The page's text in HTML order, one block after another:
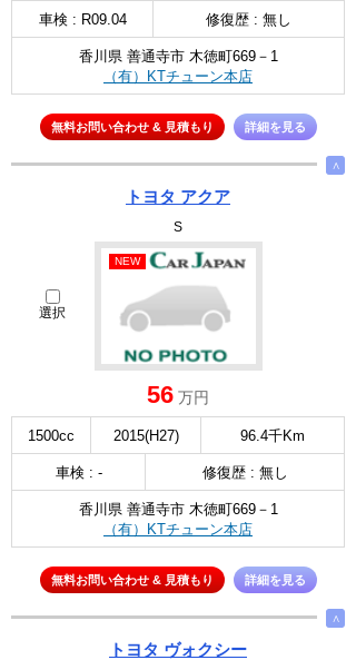
車検 : R09.04 修復歴 : 無し
香川県 善通寺市 木徳町669－1
（有）KTチューン本店
無料お問い合わせ & 見積もり 詳細を見る
∧
トヨタ アクア
S
選択
NEW
56 万円
1500cc 2015(H27) 96.4千Km
車検 : - 修復歴 : 無し
香川県 善通寺市 木徳町669－1
（有）KTチューン本店
無料お問い合わせ & 見積もり 詳細を見る
∧
トヨタ ヴォクシー